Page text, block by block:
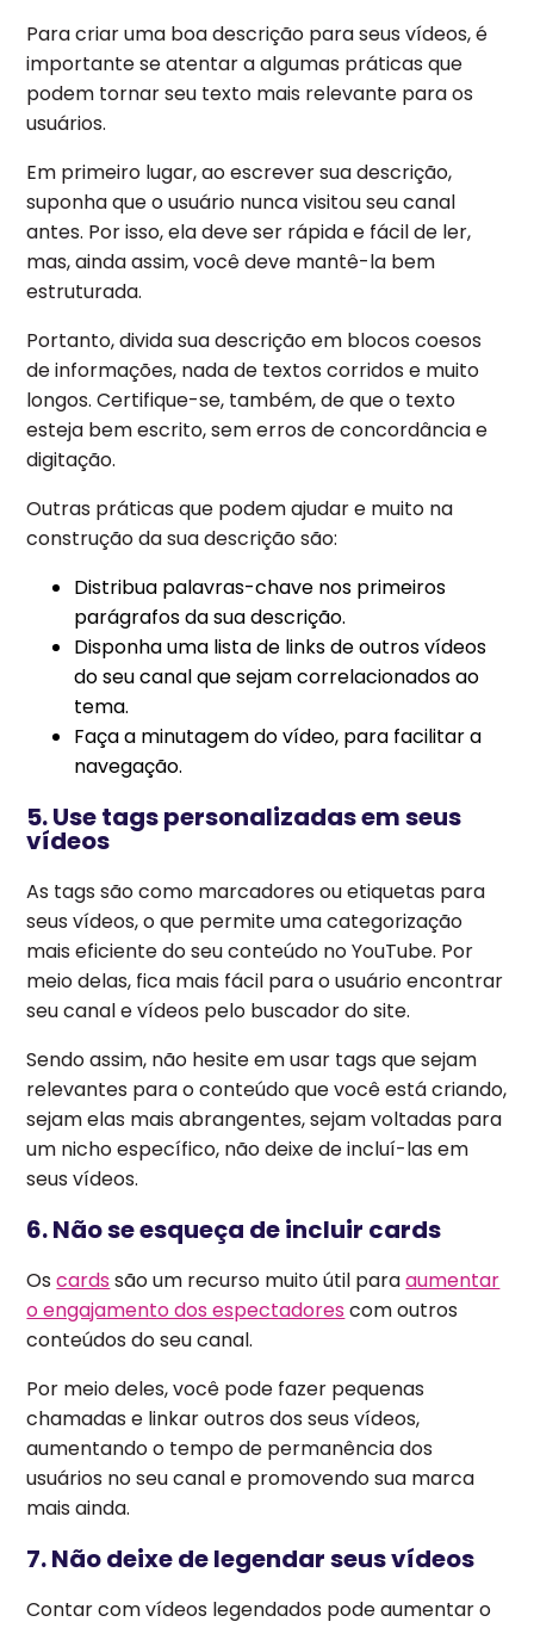
Para criar uma boa descrição para seus vídeos, é
importante se atentar a algumas práticas que
podem tornar seu texto mais relevante para os
usuários.
Em primeiro lugar, ao escrever sua descrição,
suponha que o usuário nunca visitou seu canal
antes. Por isso, ela deve ser rápida e fácil de ler,
mas, ainda assim, você deve mantê-la bem
estruturada.
Portanto, divida sua descrição em blocos coesos
de informações, nada de textos corridos e muito
longos. Certifique-se, também, de que o texto
esteja bem escrito, sem erros de concordância e
digitação.
Outras práticas que podem ajudar e muito na
construção da sua descrição são:
Distribua palavras-chave nos primeiros
parágrafos da sua descrição.
Disponha uma lista de links de outros vídeos
do seu canal que sejam correlacionados ao
tema.
Faça a minutagem do vídeo, para facilitar a
navegação.
5. Use tags personalizadas em seus
vídeos
As tags são como marcadores ou etiquetas para
seus vídeos, o que permite uma categorização
mais eficiente do seu conteúdo no YouTube. Por
meio delas, fica mais fácil para o usuário encontrar
seu canal e vídeos pelo buscador do site.
Sendo assim, não hesite em usar tags que sejam
relevantes para o conteúdo que você está criando,
sejam elas mais abrangentes, sejam voltadas para
um nicho específico, não deixe de incluí-las em
seus vídeos.
6. Não se esqueça de incluir cards
Oscards são um recurso muito útil paraaumentar
o engajamento dos espectadores com outros
conteúdos do seu canal.
Por meio deles, você pode fazer pequenas
chamadas e linkar outros dos seus vídeos,
aumentando o tempo de permanência dos
usuários no seu canal e promovendo sua marca
mais ainda.
7. Não deixe de legendar seus vídeos
Contar com vídeos legendados pode aumentar o